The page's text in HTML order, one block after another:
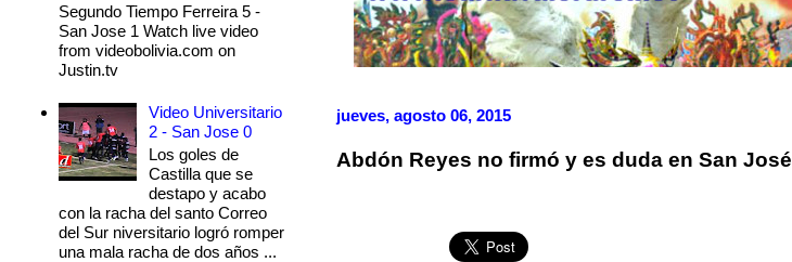
jueves, agosto 06, 2015
Abdón Reyes no firmó y es duda en San José
Segundo Tiempo Ferreira 5 -
San Jose 1 Watch live video
from videobolivia.com on
Justin.tv
Video Universitario
2 - San Jose 0
Los goles de
Castilla que se
destapo y acabo
con la racha del santo Correo
del Sur niversitario logró romper
una mala racha de dos años ...